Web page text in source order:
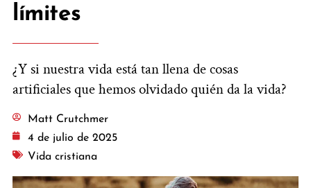
límites
¿Y si nuestra vida está tan llena de cosas
artificiales que hemos olvidado quién da la vida?
Matt Crutchmer
4 de julio de 2025
Vida cristiana